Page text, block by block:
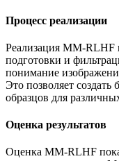
Процесс реализации
Реализация MM-RLHF
подготовки и
понимание
Это позволяет
образцов для
Оценка результатов
Оценка MM-RLHF